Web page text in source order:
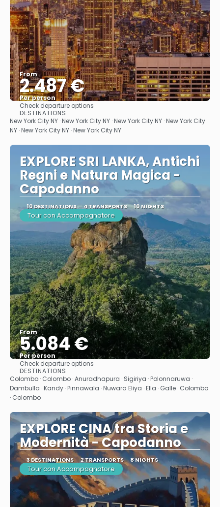
From
2.487 €
Per person
Check departure options
DESTINATIONS
New York City NY · New York City NY · New York City NY · New York City
NY · New York City NY · New York City NY
EXPLORE SRI LANKA, Antichi
Regni e Natura Magica -
Capodanno
10 DESTINATIONS 4 TRANSPORTS 10 NIGHTS
Tour con Accompagnatore
From
5.084 €
Per person
Check departure options
DESTINATIONS
Colombo · Colombo · Anuradhapura · Sigiriya · Polonnaruwa ·
Dambulla · Kandy · Pinnawala · Nuwara Eliya · Ella · Galle · Colombo
· Colombo
EXPLORE CINA tra Storia e
Modernità - Capodanno
3 DESTINATIONS 2 TRANSPORTS 8 NIGHTS
Tour con Accompagnatore